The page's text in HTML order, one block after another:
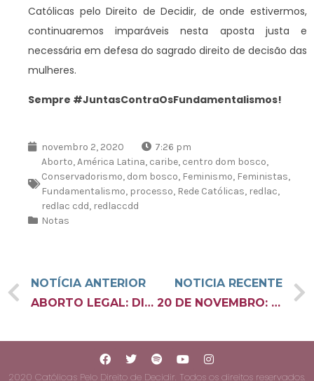
Católicas pelo Direito de Decidir, de onde estivermos,
continuaremos imparáveis nesta aposta justa e
necessária em defesa do sagrado direito de decisão das
mulheres.
Sempre #JuntasContraOsFundamentalismos!
novembro 2, 2020
7:26 pm
Aborto,América Latina, caribe, centro dom bosco,
Conservadorismo, dom bosco, Feminismo, Feministas,
Fundamentalismo, processo, Rede Católicas, redlac,
redlac cdd, redlaccdd
Notas
NOTÍCIA ANTERIOR
ABORTO LEGAL: DIREITO ESSENCIAL NA AMÉRICA LATINA E CARIBE
NOTICIA RECENTE
20 DE NOVEMBRO: PRECISAMOS FALAR SOBRE RACISMO NAS RELIGIÕES
2020 Católicas Pelo Direito de Decidir. Todos os direitos reservados.